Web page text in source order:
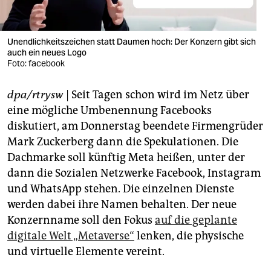
verlag
verlag
veranstaltungen
fragen & hilfe
unterstützen
abo
genossenschaft
epaper login
Unendlichkeitszeichen statt Daumen hoch: Der Konzern gibt sich
auch ein neues Logo
Foto: facebook
dpa/rtrysw | Seit Tagen schon wird im Netz über
eine mögliche Umbenennung Facebooks
diskutiert, am Donnerstag beendete Firmengrüder
Mark Zuckerberg dann die Spekulationen. Die
Dachmarke soll künftig Meta heißen, unter der
dann die Sozialen Netzwerke Facebook, Instagram
und WhatsApp stehen. Die einzelnen Dienste
werden dabei ihre Namen behalten. Der neue
Konzernname soll den Fokus auf die geplante
digitale Welt „Metaverse“ lenken, die physische
und virtuelle Elemente vereint.